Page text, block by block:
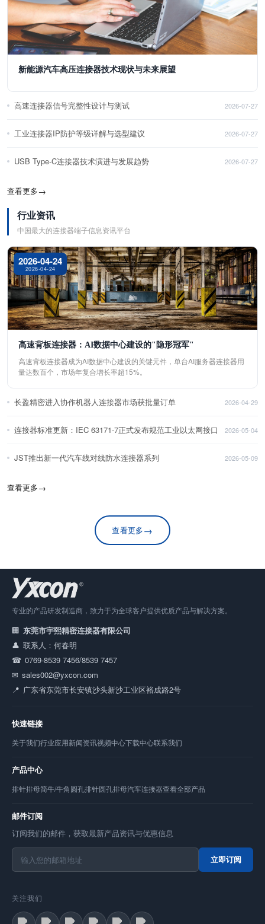
新能源汽车高压连接器技术现状与未来展望
高速连接器信号完整性设计与测试 2026-07-27
工业连接器IP防护等级详解与选型建议 2026-07-27
USB Type-C连接器技术演进与发展趋势 2026-07-27
查看更多→
行业资讯
中国最大的连接器端子信息资讯平台
2026-04-24
2026-04-24
高速背板连接器：AI数据中心建设的"隐形冠军"
高速背板连接器成为AI数据中心建设的关键元件，单台AI服务器连接器用
量达数百个，市场年复合增长率超15%。
长盈精密进入协作机器人连接器市场获批量订单 2026-04-29
连接器标准更新：IEC 63171-7正式发布规范工业以太网接口 2026-05-04
JST推出新一代汽车线对线防水连接器系列 2026-05-09
查看更多→
查看更多→
专业的产品研发制造商，致力于为全球客户提供优质产品与解决方案。
东莞市宇熙精密连接器有限公司
联系人：何春明
0769-8539 7456/8539 7457
sales002@yxcon.com
广东省东莞市长安镇沙头新沙工业区裕成路2号
快速链接
关于我们行业应用新闻资讯视频中心下载中心联系我们
产品中心
排针排母简牛/牛角圆孔排针圆孔排母汽车连接器查看全部产品
邮件订阅
订阅我们的邮件，获取最新产品资讯与优惠信息
立即订阅
关注我们